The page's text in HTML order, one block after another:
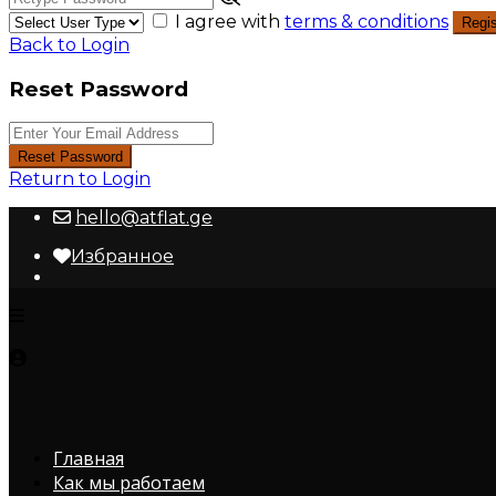
I agree with terms & conditions
Back to Login
Reset Password
Reset Password
Return to Login
hello@atflat.ge
Избранное
Главная
Как мы работаем